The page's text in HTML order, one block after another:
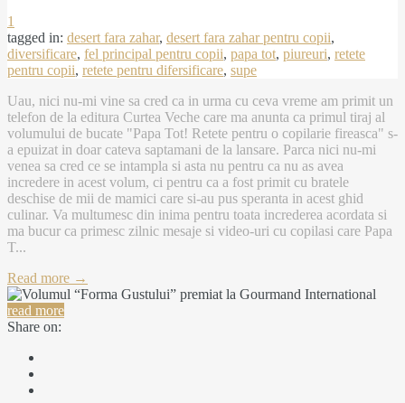
1
tagged in: desert fara zahar, desert fara zahar pentru copii,
diversificare, fel principal pentru copii, papa tot, piureuri, retete
pentru copii, retete pentru difersificare, supe
Uau, nici nu-mi vine sa cred ca in urma cu ceva vreme am primit un
telefon de la editura Curtea Veche care ma anunta ca primul tiraj al
volumului de bucate "Papa Tot! Retete pentru o copilarie fireasca" s-
a epuizat in doar cateva saptamani de la lansare. Parca nici nu-mi
venea sa cred ce se intampla si asta nu pentru ca nu as avea
incredere in acest volum, ci pentru ca a fost primit cu bratele
deschise de mii de mamici care si-au pus speranta in acest ghid
culinar. Va multumesc din inima pentru toata increderea acordata si
ma bucur ca primesc zilnic mesaje si video-uri cu copilasi care Papa
T...
Read more →
read more
Share on: